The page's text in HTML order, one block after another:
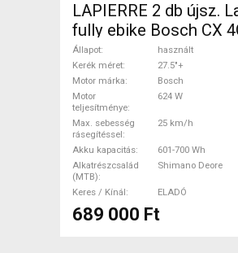
LAPIERRE 2 db újsz.
fully ebike Bosch CX
85nm Elektromos
Bike 27.5"+ össztelós /
Bosch Shimano Deore
használt ELADÓ
Állapot
használt
Kerék méret
27.5"+
Motor márka
Bosch
Motor
teljesítménye
624 W
Max. sebesség
rásegítéssel
25 km/h
Akku kapacitás
601-700 Wh
Alkatrészcsalád
(MTB)
Shimano Deore
Keres / Kínál ELADÓ
689 000 Ft